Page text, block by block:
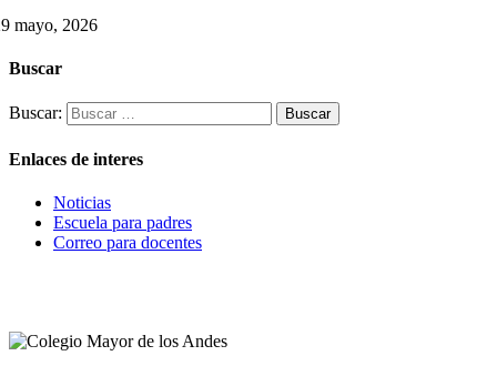
mayo, 2026
Buscar
Buscar:
Enlaces de interes
Noticias
Escuela para padres
Correo para docentes